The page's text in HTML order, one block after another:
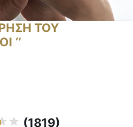
ΤΟΥ
‘’
(1819)